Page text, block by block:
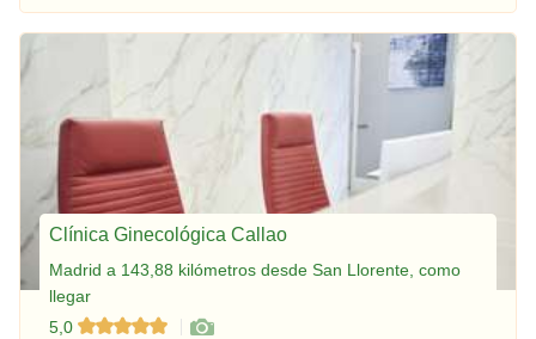
Clínica Ginecológica Callao
Madrid a 143,88 kilómetros desde San Llorente, como
llegar
5,0